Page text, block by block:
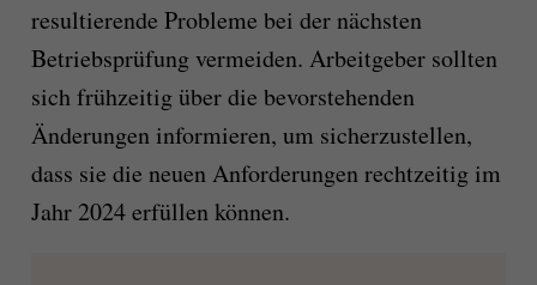
resultierende Probleme bei der nächsten
Betriebsprüfung vermeiden. Arbeitgeber sollten
sich frühzeitig über die bevorstehenden
Änderungen informieren, um sicherzustellen,
dass sie die neuen Anforderungen rechtzeitig im
Jahr 2024 erfüllen können.